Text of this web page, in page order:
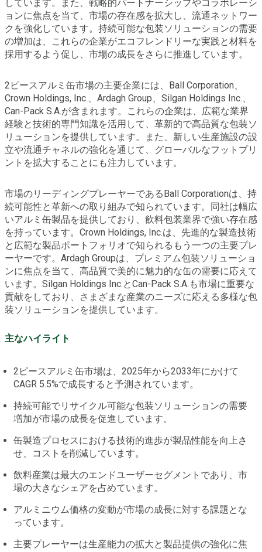
しています。また、戦略的パートナーシップやコラボレーシ
ョンに焦点を当て、市場の存在感を拡大し、流通ネットワー
クを強化しています。持続可能な包装ソリューションの需要
の増加は、これらの企業がエコフレンドリーな実践と材料を
採用するよう促し、市場の成長をさらに推進しています。
2ピースアルミ缶市場の主要企業には、Ball Corporation、
Crown Holdings, Inc.、Ardagh Group、Silgan Holdings Inc.、
Can-Pack S.A.が含まれます。これらの企業は、広範な業界
経験と技術的専門知識を活用して、革新的で高品質な包装ソ
リューションを提供しています。また、新しい生産施設の設
立や流通チャネルの強化を通じて、グローバルなフットプリ
ントを拡大することにも注力しています。
市場のリーディングプレーヤーであるBall Corporationは、持
続可能性と革新への取り組みで知られています。同社は幅広
いアルミ缶製品を提供しており、飲料包装業界で強い存在感
を持っています。Crown Holdings, Inc.は、先進的な製造技術
と広範な製品ポートフォリオで知られるもう一つの主要プレ
ーヤーです。Ardagh Groupは、プレミアム包装ソリューショ
ンに焦点を当て、高品質で美的に魅力的な缶の需要に応えて
います。Silgan Holdings Inc.とCan-Pack S.A.も市場に重要な
貢献をしており、さまざまな産業のニーズに応える多様な包
装ソリューションを提供しています。
主なハイライト
2ピースアルミ缶市場は、2025年から2033年にかけて
CAGR 5.5%で成長すると予測されています。
持続可能でリサイクル可能な包装ソリューションの需要
増加が市場の成長を促進しています。
缶製造プロセスにおける技術的進歩が製品性能を向上さ
せ、コストを削減しています。
飲料産業は最大のエンドユーザーセグメントであり、市
場の大きなシェアを占めています。
アルミニウム価格の変動が市場の成長に対する課題とな
っています。
主要プレーヤーは生産能力の拡大と製品提供の強化に焦